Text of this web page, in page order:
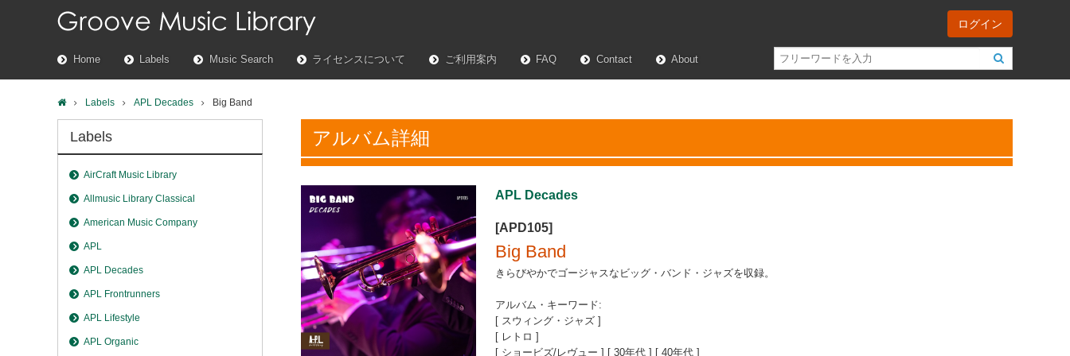
Home Labels Music Search ライセンスについて ご利用案内 FAQ Contact About
ログイン
Labels APL Decades Big Band
アルバム詳細
APL Decades
[APD105]
Big Band
きらびやかでゴージャスなビッグ・バンド・ジャズを収録。
アルバム・キーワード:
[ スウィング・ジャズ ]
[ レトロ ]
[ ショービズ/レヴュー ] [ 30年代 ] [ 40年代 ]
Labels
AirCraft Music Library
Allmusic Library Classical
American Music Company
APL
APL Decades
APL Frontrunners
APL Lifestyle
APL Organic